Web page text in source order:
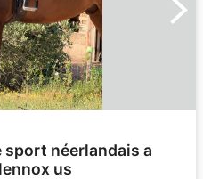
sport néerlandais a
us